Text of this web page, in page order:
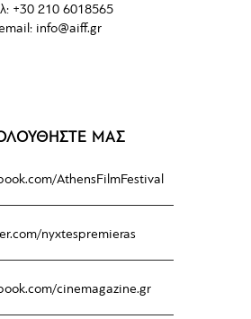
+30 210 6018565
info@aiff.gr
ΜΑΣ
AthensFilmFestival
nyxtespremieras
cinemagazine.gr